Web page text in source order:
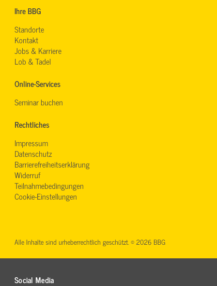
Ihre BBG
Standorte
Kontakt
Jobs & Karriere
Lob & Tadel
Online-Services
Seminar buchen
Rechtliches
Impressum
Datenschutz
Barrierefreiheitserklärung
Widerruf
Teilnahmebedingungen
Cookie-Einstellungen
Social Media
Alle Inhalte sind urheberrechtlich geschützt. © 2026 BBG